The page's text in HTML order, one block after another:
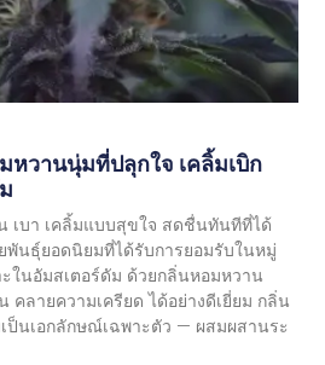
วานนุ่มที่ปลุกใจ เคลิ้มเบิก
เบา เคลิ้มแบบสุขใจ สดชื่นทันทีที่ได้
พันธุ์ยอดนิยมที่ได้รับการยอมรับในหมู่
ในอัมสเตอร์ดัม ด้วยกลิ่นหอมหวาน
ลายความเครียด ได้อย่างดีเยี่ยม กลิ่น
ป็นเอกลักษณ์เฉพาะตัว — ผสมผสานระ